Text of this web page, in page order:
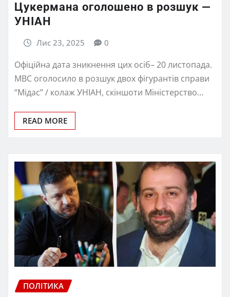
Цукермана оголошено в розшук —
УНІАН
Лис 23, 2025 0
Офіційна дата зникнення цих осіб– 20 листопада.
МВС оголосило в розшук двох фігурантів справи
“Мідас” / колаж УНІАН, скіншоти Міністерство…
READ MORE
ПОЛІТИКА